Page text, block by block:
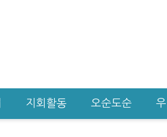
지회활동 오순도순